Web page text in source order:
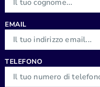
EMAIL
TELEFONO